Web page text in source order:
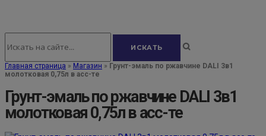
Главная страница » Магазин » Грунт-эмаль по ржавчине DALI 3в1
молотковая 0,75л в асс-те
Грунт-эмаль по ржавчине DALI 3в1
молотковая 0,75л в асс-те